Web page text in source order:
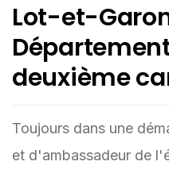
Lot-et-
deuxième
Toujours dans une
et d'ambassadeur de